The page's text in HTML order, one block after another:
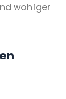
wohliger